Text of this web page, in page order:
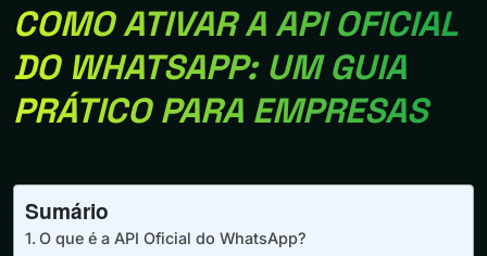
COMO ATIVAR A API OFICIAL
DO WHATSAPP: UM GUIA
PRÁTICO PARA EMPRESAS
Sumário
O que é a API Oficial do WhatsApp?